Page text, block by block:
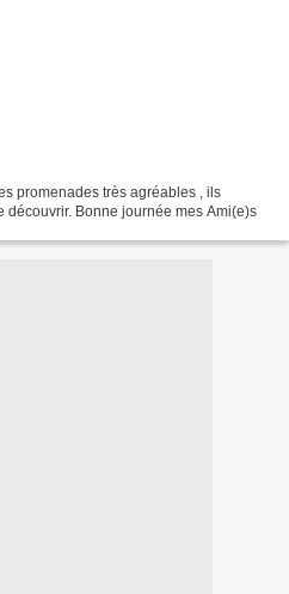
promenades très agréables , ils
découvrir. Bonne journée mes Ami(e)s